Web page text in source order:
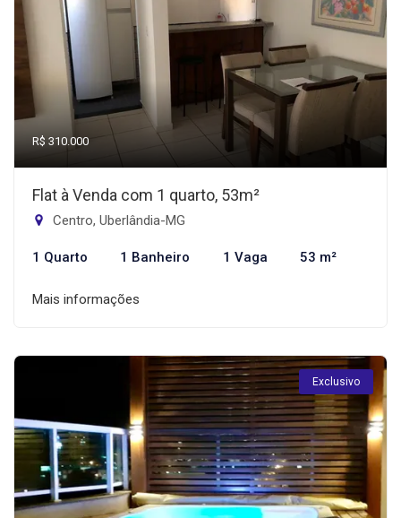
R$ 310.000
Flat à Venda com 1 quarto, 53m²
Centro, Uberlândia-MG
1 Quarto 1 Banheiro 1 Vaga 53 m²
Mais informações
Exclusivo